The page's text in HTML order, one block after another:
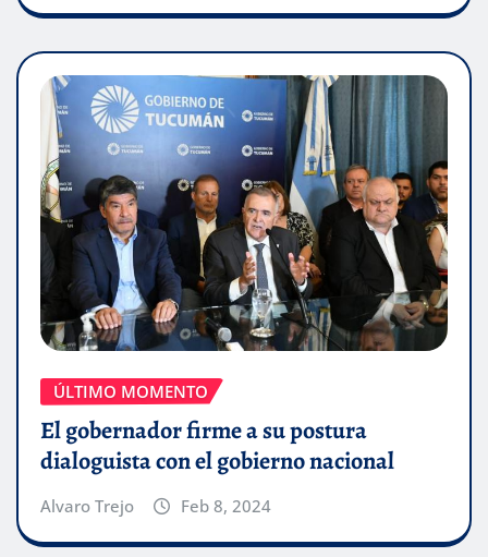
ÚLTIMO MOMENTO
El gobernador firme a su postura
dialoguista con el gobierno nacional
Alvaro Trejo Feb 8, 2024